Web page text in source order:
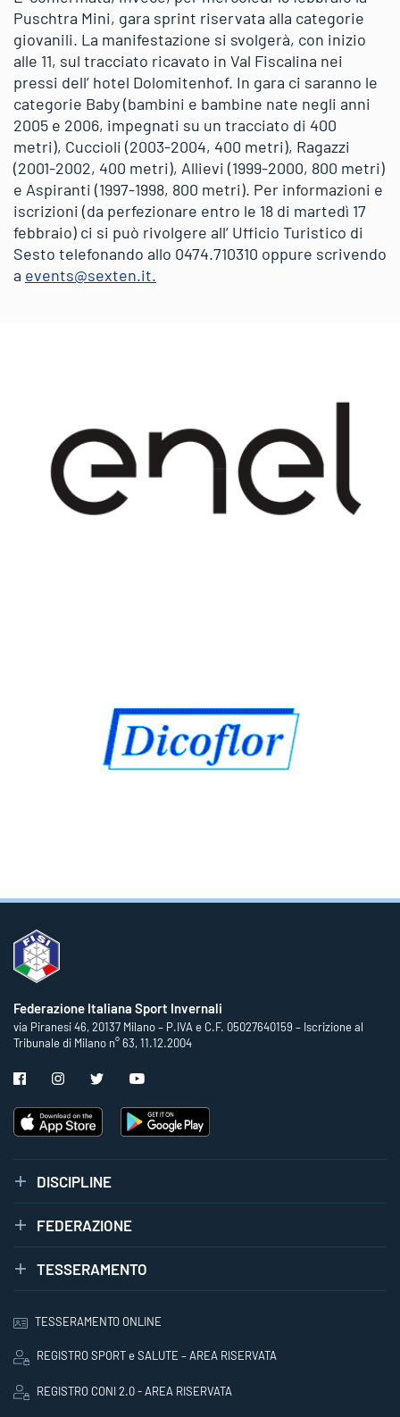
Puschtra Mini, gara sprint riservata alla categorie
giovanili. La manifestazione si svolgerà, con inizio
alle 11, sul tracciato ricavato in Val Fiscalina nei
pressi dell’ hotel Dolomitenhof. In gara ci saranno le
categorie Baby (bambini e bambine nate negli anni
2005 e 2006, impegnati su un tracciato di 400
metri), Cuccioli (2003-2004, 400 metri), Ragazzi
(2001-2002, 400 metri), Allievi (1999-2000, 800 metri)
e Aspiranti (1997-1998, 800 metri). Per informazioni e
iscrizioni (da perfezionare entro le 18 di martedì 17
febbraio) ci si può rivolgere all‘ Ufficio Turistico di
Sesto telefonando allo 0474.710310 oppure scrivendo
a events@sexten.it.
Federazione Italiana Sport Invernali
via Piranesi 46, 20137 Milano – P.IVA e C.F. 05027640159 – Iscrizione al
Tribunale di Milano n° 63, 11.12.2004
DISCIPLINE
FEDERAZIONE
TESSERAMENTO
TESSERAMENTO ONLINE
REGISTRO SPORT e SALUTE – AREA RISERVATA
REGISTRO CONI 2.0 - AREA RISERVATA